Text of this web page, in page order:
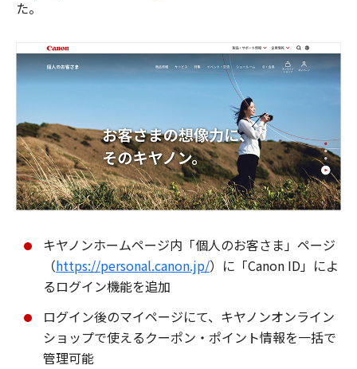
た。
キヤノンホームページ内「個人のお客さま」ページ
（https://personal.canon.jp/）に「Canon ID」によ
るログイン機能を追加
ログイン後のマイページにて、キヤノンオンライン
ショップで使えるクーポン・ポイント情報を一括で
管理可能